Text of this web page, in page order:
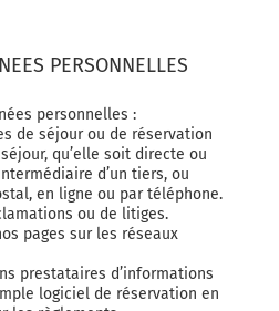
PERSONNELLES
personnelles :
de séjour ou de réservation
qu’elle soit directe ou
d’un tiers, ou
en ligne ou par téléphone.
ou de litiges.
pages sur les réseaux
prestataires d’informations
logiciel de réservation en